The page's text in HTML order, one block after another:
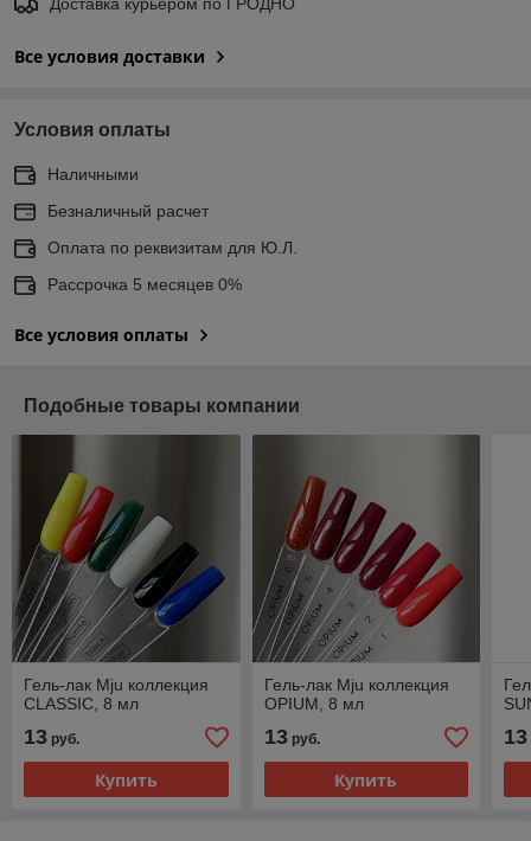
Все условия доставки
Условия оплаты
Наличными
Безналичный расчет
Оплата по реквизитам для Ю.Л.
Рассрочка 5 месяцев 0%
Все условия оплаты
Подобные товары компании
Гель-лак Mju коллекция
CLASSIC, 8 мл
13 руб.
Купить
Гель-лак Mju коллекция
OPIUM, 8 мл
13руб.
Купить
13